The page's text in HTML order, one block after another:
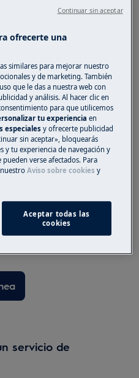
de desagüe se
automática.
de
del frigorífico sea
preocupación.
este artículo?
originales para
en nuestra
servicio de
ofrecerte una
similares para mejorar nuestro
y de marketing. También
que le das a nuestra web con
y análisis. Al hacer clic en
para que utilicemos
tu experienciaen
especialesy ofrecerte publicidad
sin aceptar», bloquearás
y tu experiencia de navegación y
verse afectados. Para
nuestroAviso sobre cookies y
Aceptar todas las
cookies
Continuar sin aceptar